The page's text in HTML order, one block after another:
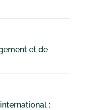
et de
: